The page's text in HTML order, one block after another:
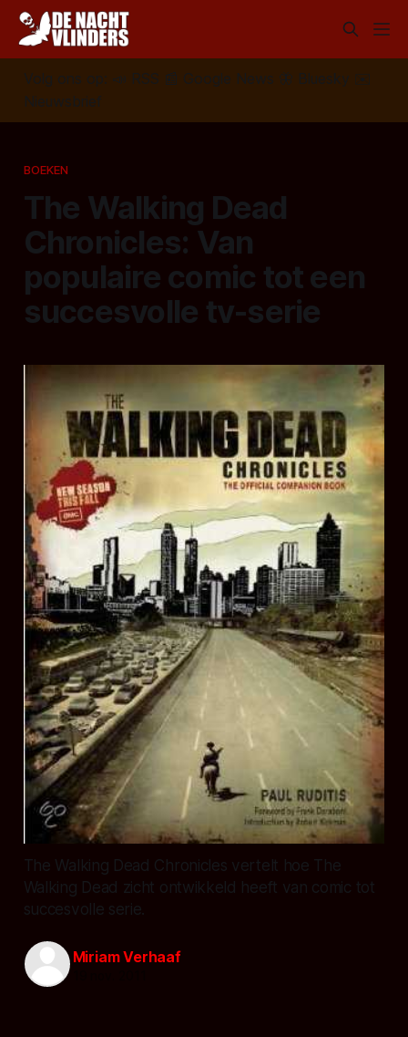
Volg ons op: 📣 RSS 📰 Google News 🦋 Bluesky
✉️
Nieuwsbrief
BOEKEN
The Walking Dead
Chronicles: Van
populaire comic tot een
succesvolle tv-serie
The Walking Dead Chronicles vertelt hoe The
Walking Dead zicht ontwikkeld heeft van comic tot
succesvolle serie.
Miriam Verhaaf